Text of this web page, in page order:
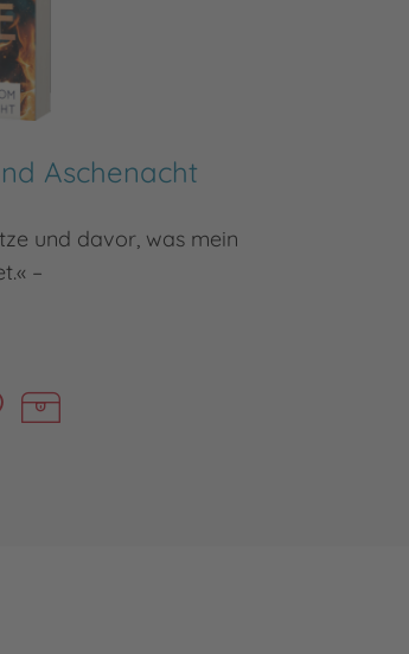
Aschenacht
und davor, was mein
–